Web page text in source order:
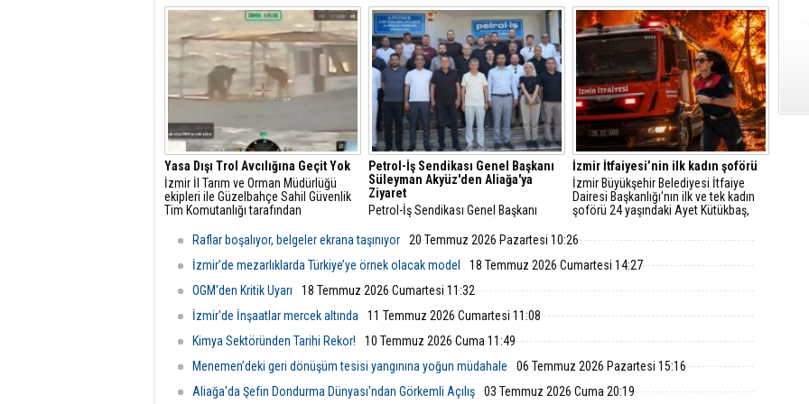
vizyonunun en önemli yatırımlarından
biri olan Technocity İzmir Teknoloji
Geliştirme Bölgesi projesinde yeni bir
aşamaya geçti.
artarken, trafikteki payı yüzde 21’i aşan
bu araçlarda düzenli teknik kontrollerin
önemi de giderek artıyor.
internet üzerinden yapılan
rezervasyonlarda sahtecilik vakaları da
hızla artıyor.
Yasa Dışı Trol Avcılığına Geçit Yok
İzmir İl Tarım ve Orman Müdürlüğü
ekipleri ile Güzelbahçe Sahil Güvenlik
Tim Komutanlığı tarafından
Urla ilçesi açıklarında trol avcılığına
kapalı sahada yasa dışı trol avcılığı
yapan bir balıkçı teknesi tespit edildi.
Petrol-İş Sendikası Genel Başkanı
Süleyman Akyüz'den Aliağa'ya
Ziyaret
Petrol-İş Sendikası Genel Başkanı
Aliağa Şubesi'ni ziyaret etti.
İzmir İtfaiyesi’nin ilk kadın şoförü
İzmir Büyükşehir Belediyesi İtfaiye
Dairesi Başkanlığı’nın ilk ve tek kadın
şoförü 24 yaşındaki Ayet Kütükbaş,
yangın ve kurtarma operasyonlarına
Raflar boşalıyor, belgeler ekrana taşınıyor
20 Temmuz 2026 Pazartesi 10:26
İzmir’de mezarlıklarda Türkiye’ye örnek olacak model
18 Temmuz 2026 Cumartesi 14:27
OGM'den Kritik Uyarı
18 Temmuz 2026 Cumartesi 11:32
İzmir'de İnşaatlar mercek altında
11 Temmuz 2026 Cumartesi 11:08
Kimya Sektöründen Tarihi Rekor!
10 Temmuz 2026 Cuma 11:49
Menemen’deki geri dönüşüm tesisi yangınına yoğun müdahale
06 Temmuz 2026 Pazartesi 15:16
Aliağa'da Şefin Dondurma Dünyası'ndan Görkemli Açılış
03 Temmuz 2026 Cuma 20:19